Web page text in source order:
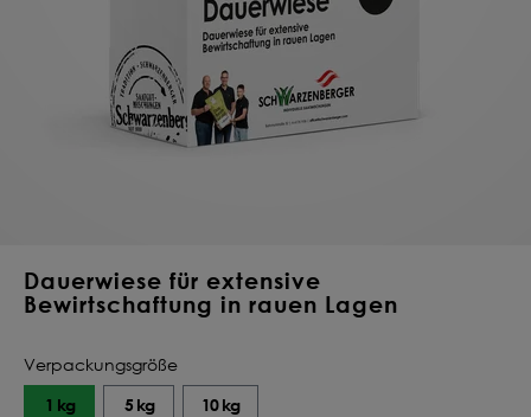
Dauerwiese für extensive
Bewirtschaftung in rauen Lagen
Verpackungsgröße
1 kg 5 kg 10 kg
Deine Saat-
Mischung
konfigurieren
QUALITÄT VOM PROFI